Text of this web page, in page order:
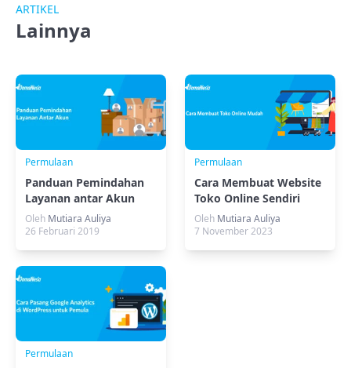
ARTIKEL
Lainnya
Permulaan
Panduan Pemindahan
Layanan antar Akun
Oleh Mutiara Auliya
26 Februari 2019
Permulaan
Cara Membuat Website
Toko Online Sendiri
dengan Mudah
Oleh Mutiara Auliya
7 November 2023
Permulaan